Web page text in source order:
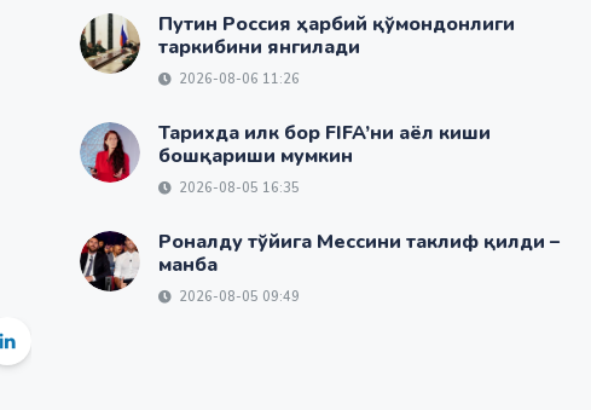
Путин Россия ҳарбий қўмондонлиги
таркибини янгилади
2026-08-06 11:26
Тарихда илк бор FIFA’ни аёл киши
бошқариши мумкин
2026-08-05 16:35
Роналду тўйига Мессини таклиф қилди –
манба
2026-08-05 09:49